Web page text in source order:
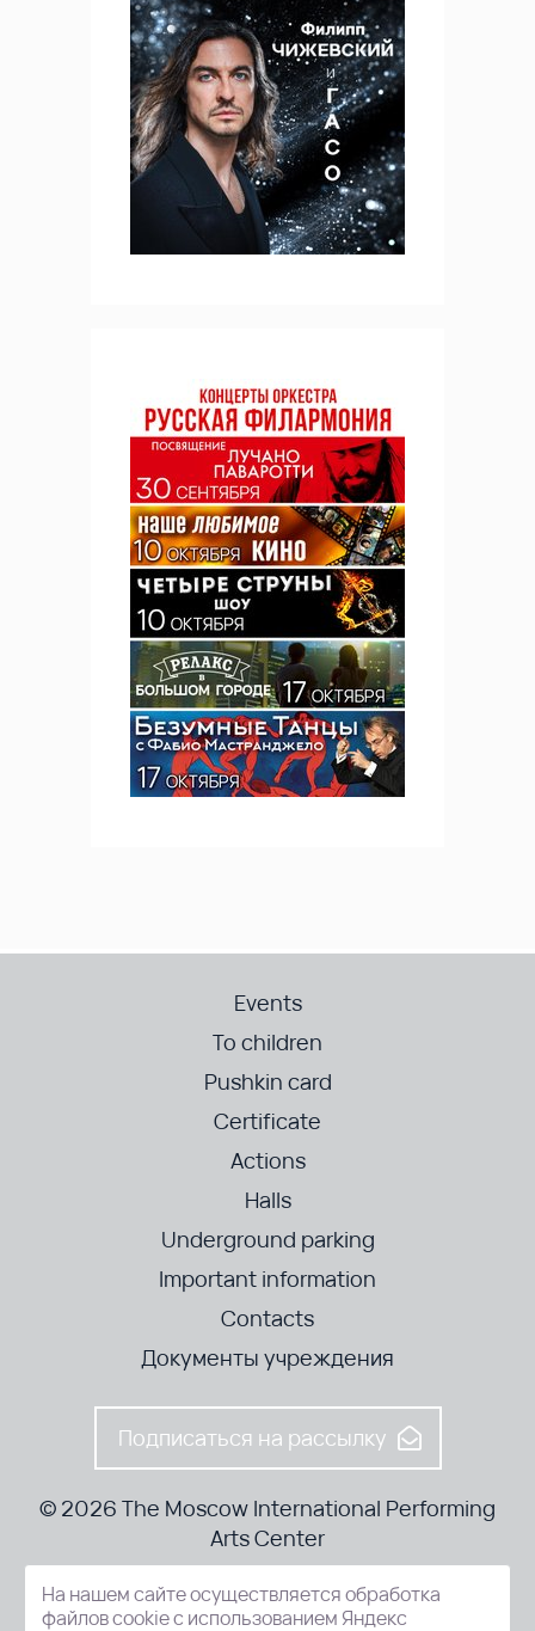
Events
To children
Pushkin card
Certificate
Actions
Halls
Underground parking
Important information
Contacts
Документы учреждения
Подписаться на рассылку
© 2026 The Moscow International Performing
Arts Center
52-8, Kosmodamianskaya nab., Moscow, 115054, Russia
На нашем сайте осуществляется обработка
файлов cookie с использованием Яндекс